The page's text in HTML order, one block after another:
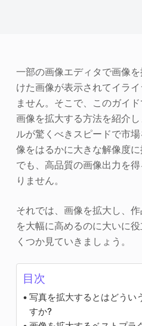
画像の著作権
一部の画像エディタで画像
けた画像が表示されてイラ
ません。そこで、このガイ
画像を拡大する方法を紹介
ルが驚くべきスピードで市
像をはるかに大きな解像度
でも、高品質の画像出力を
りません。
それでは、画像を拡大し、
を大幅に高めるのに大いに
くつか見ていきましょう。
目次
写真を拡大するとはどうい
すか?